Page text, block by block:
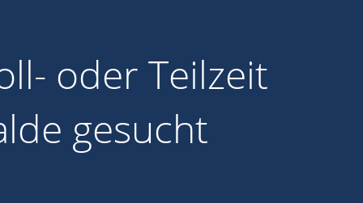
oder Teilzeit
gesucht